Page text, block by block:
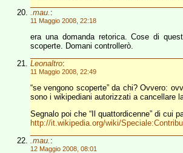
.mau. :
11 Maggio 2008, 22:18
era una domanda retorica. Cose di
scoperte. Domani controllerò.
Leonaltro:
11 Maggio 2008, 22:49
“se vengono scoperte” da chi? Ovvero:
sono i wikipediani autorizzati a cancellare
Segnalo poi che “Il quattordicenne” di cui
http://it.wikipedia.org/wiki/
.mau. :
12 Maggio 2008, 08:01